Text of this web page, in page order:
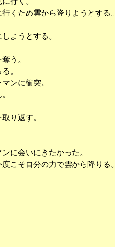
くため雲から降りようとする。
ようとする。
う。
。
ンに衝突。
り返す。
に会いにきたかった。
こそ自分の力で雲から降りる。